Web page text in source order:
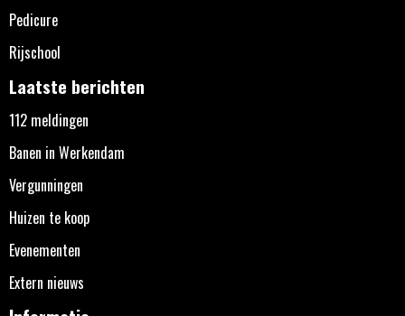
Pedicure
Rijschool
Laatste berichten
112 meldingen
Banen in Werkendam
Vergunningen
Huizen te koop
Evenementen
Extern nieuws